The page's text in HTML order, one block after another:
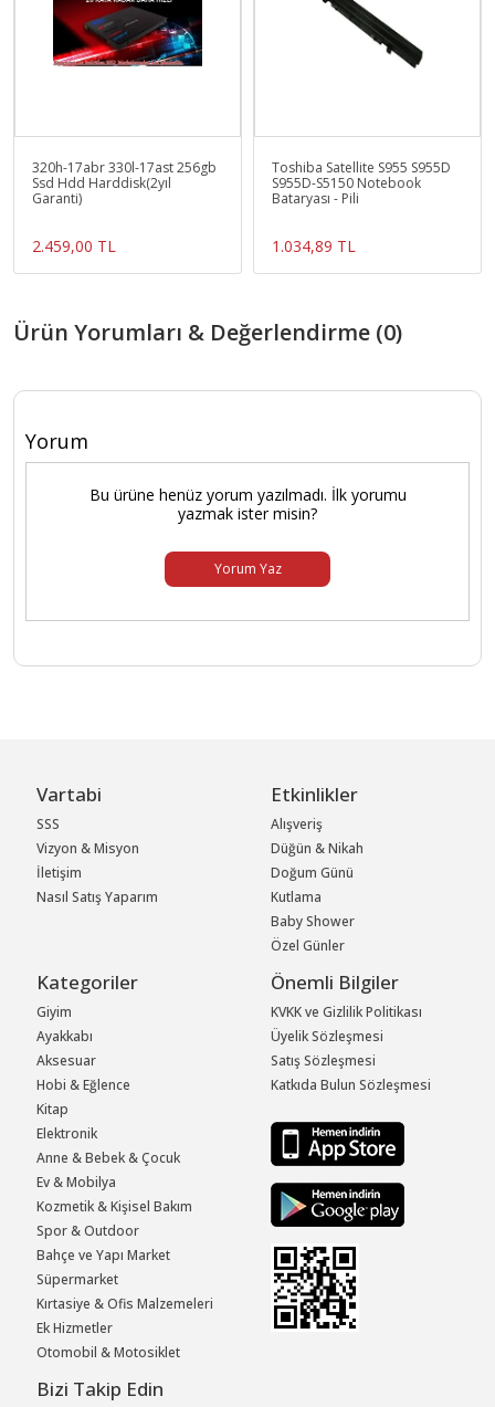
320h-17abr 330l-17ast 256gb
Ssd Hdd Harddisk(2yıl
Garanti)
2.459,00 TL
Toshiba Satellite S955 S955D
S955D-S5150 Notebook
Bataryası - Pili
1.034,89 TL
Ürün Yorumları & Değerlendirme (0)
Yorum
Bu ürüne henüz yorum yazılmadı. İlk yorumu
yazmak ister misin?
Yorum Yaz
Vartabi
SSS
Vizyon & Misyon
İletişim
Nasıl Satış Yaparım
Etkinlikler
Alışveriş
Düğün & Nikah
Doğum Günü
Kutlama
Baby Shower
Özel Günler
Kategoriler
Giyim
Ayakkabı
Aksesuar
Hobi & Eğlence
Kitap
Elektronik
Anne & Bebek & Çocuk
Ev & Mobilya
Kozmetik & Kişisel Bakım
Spor & Outdoor
Bahçe ve Yapı Market
Süpermarket
Kırtasiye & Ofis Malzemeleri
Ek Hizmetler
Otomobil & Motosiklet
Önemli Bilgiler
KVKK ve Gizlilik Politikası
Üyelik Sözleşmesi
Satış Sözleşmesi
Katkıda Bulun Sözleşmesi
Bizi Takip Edin